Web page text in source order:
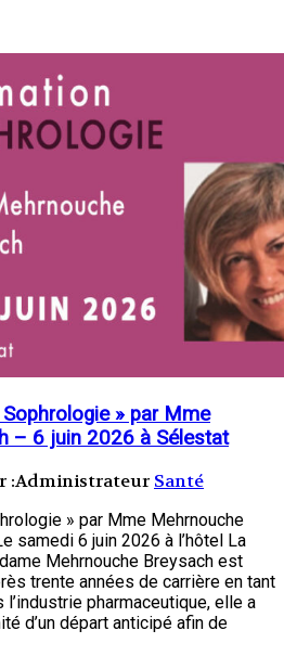
» par Mme
– 6 juin 2026 à Sélestat
:Administrateur Santé
» par Mme Mehrnouche
samedi 6 juin 2026 à l’hôtel La
Mehrnouche Breysach est
trente années de carrière en tant
l’industrie pharmaceutique, elle a
d’un départ anticipé afin de